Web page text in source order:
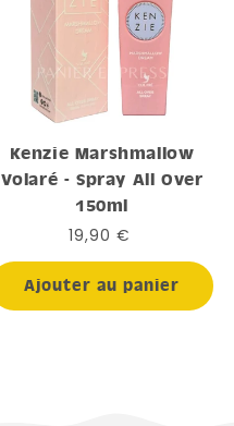
Kenzie Marshmallow
Volaré - Spray All Over
150ml
Prix
habituel
19,90 €
Ajouter au panier